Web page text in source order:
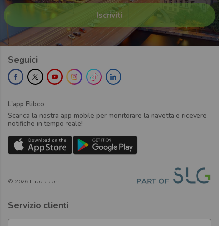
Seguici
L'app Flibco
Scarica la nostra app mobile per monitorare la navetta e ricevere
notifiche in tempo reale!
© 2026 Flibco.com
Servizio clienti